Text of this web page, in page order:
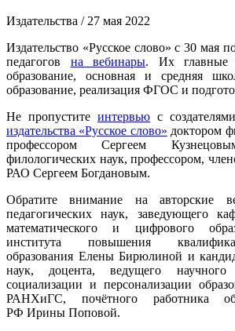
Издательства / 27 мая 2022
Издательство «Русское слово» с 30 мая
педагогов на вебинары. Их главные
образование, основная и средняя
образование, реализация ФГОС и
Не пропустите интервью с
издательства «Русское слово» доктором
профессором Сергеем
филологических наук, профессором,
РАО Сергеем Богдановым.
Обратите внимание на авторские
педагогических наук, заведующего
математического и цифрового
института повышения
образования Елены Бирюлиной и
наук, доцента, ведущего
социализации и персонализации
РАНХиГС, почётного работника
РФ Ирины Поповой.